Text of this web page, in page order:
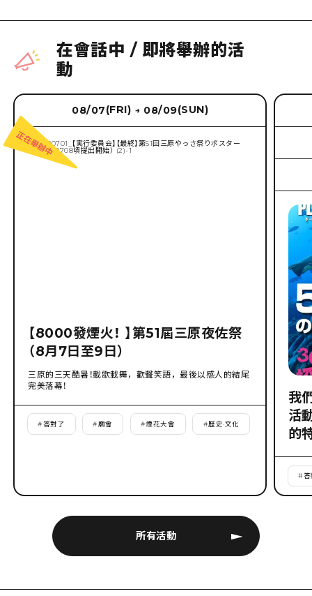
在會話中 / 即將舉辦的活
動
所有活動
08/07(FRI) → 08/09(SUN)
【8000發煙火！ 】第51屆三原夜佐祭
（8月7日至9日）
三原的三天酷暑！載歌載舞，歡聲笑語，最後以感人的結尾
完美落幕！
# 答對了 #廟會 #煙花大會 #歷史·文化
我
活
的
#